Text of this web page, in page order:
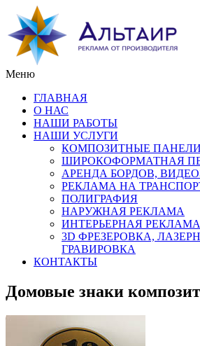
Меню
ГЛАВНАЯ
О НАС
НАШИ РАБОТЫ
НАШИ УСЛУГИ
КОМПОЗИТНЫЕ ПАНЕЛИ
ШИРОКОФОРМАТНАЯ
АРЕНДА БОРДОВ,
РЕКЛАМА НА
ПОЛИГРАФИЯ
НАРУЖНАЯ РЕКЛАМА
ИНТЕРЬЕРНАЯ РЕКЛАМА
3D ФРЕЗЕРОВКА,
ГРАВИРОВКА
КОНТАКТЫ
Домовые знаки композит